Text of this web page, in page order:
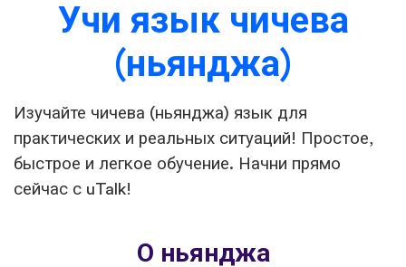
Учи язык чичева
(ньянджа)
Изучайте чичева (ньянджа) язык для
практических и реальных ситуаций! Простое,
быстрое и легкое обучение. Начни прямо
сейчас с uTalk!
О ньянджа